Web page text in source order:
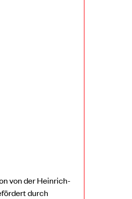
von der Heinrich-
durch